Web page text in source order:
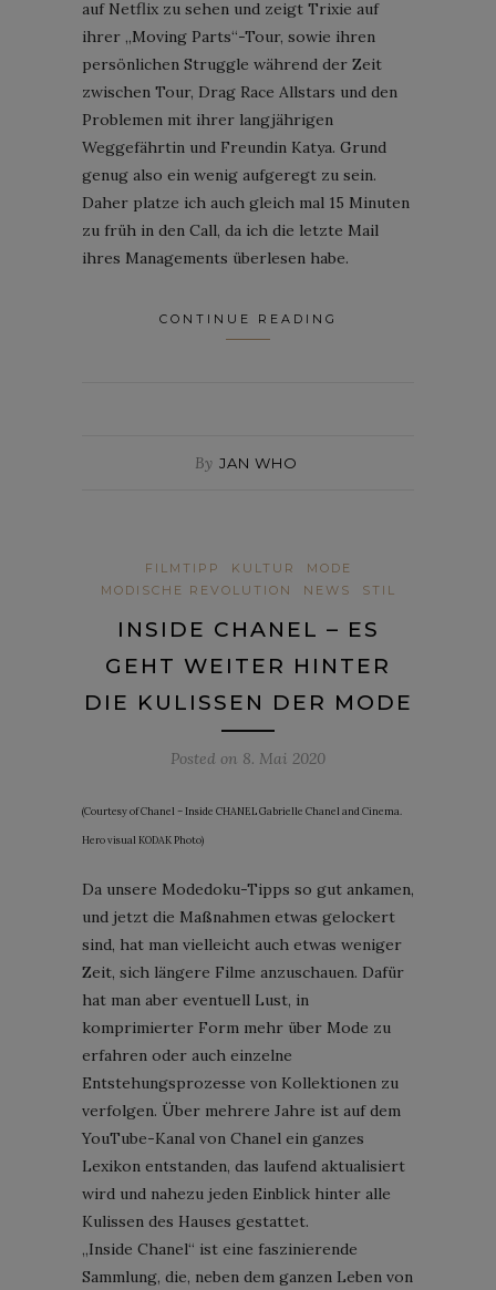
auf Netflix zu sehen und zeigt Trixie auf
ihrer „Moving Parts“-Tour, sowie ihren
persönlichen Struggle während der Zeit
zwischen Tour, Drag Race Allstars und den
Problemen mit ihrer langjährigen
Weggefährtin und Freundin Katya. Grund
genug also ein wenig aufgeregt zu sein.
Daher platze ich auch gleich mal 15 Minuten
zu früh in den Call, da ich die letzte Mail
ihres Managements überlesen habe.
CONTINUE READING
By JAN WHO
FILMTIPP KULTUR
MODE
MODISCHE REVOLUTION
NEWS STIL
INSIDE CHANEL – ES
GEHT WEITER HINTER
DIE KULISSEN DER MODE
Posted on 8. Mai 2020
(Courtesy of Chanel – Inside CHANEL Gabrielle Chanel and Cinema.
Hero visual KODAK Photo)
Da unsere Modedoku-Tipps so gut ankamen,
und jetzt die Maßnahmen etwas gelockert
sind, hat man vielleicht auch etwas weniger
Zeit, sich längere Filme anzuschauen. Dafür
hat man aber eventuell Lust, in
komprimierter Form mehr über Mode zu
erfahren oder auch einzelne
Entstehungsprozesse von Kollektionen zu
verfolgen. Über mehrere Jahre ist auf dem
YouTube-Kanal von Chanel ein ganzes
Lexikon entstanden, das laufend aktualisiert
wird und nahezu jeden Einblick hinter alle
Kulissen des Hauses gestattet.
„Inside Chanel“ ist eine faszinierende
Sammlung, die, neben dem ganzen Leben von